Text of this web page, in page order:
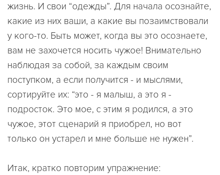
жизнь. И свои “одежды”. Для начала осознайте,
какие из них ваши, а какие вы позаимствовали
у кого-то. Быть может, когда вы это осознаете,
вам не захочется носить чужое! Внимательно
наблюдая за собой, за каждым своим
поступком, а если получится - и мыслями,
сортируйте их: “это - я малыш, а это я -
подросток. Это мое, с этим я родился, а это
чужое, этот сценарий я приобрел, но вот
только он устарел и мне больше не нужен”.
Итак, кратко повторим упражнение: